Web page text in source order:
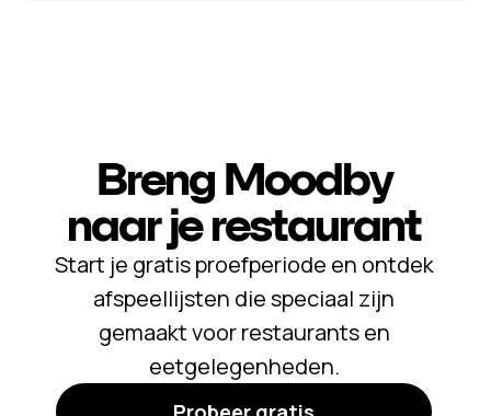
Breng Moodby
naar je restaurant
Start je gratis proefperiode en ontdek
afspeellijsten die speciaal zijn
gemaakt voor restaurants en
eetgelegenheden.